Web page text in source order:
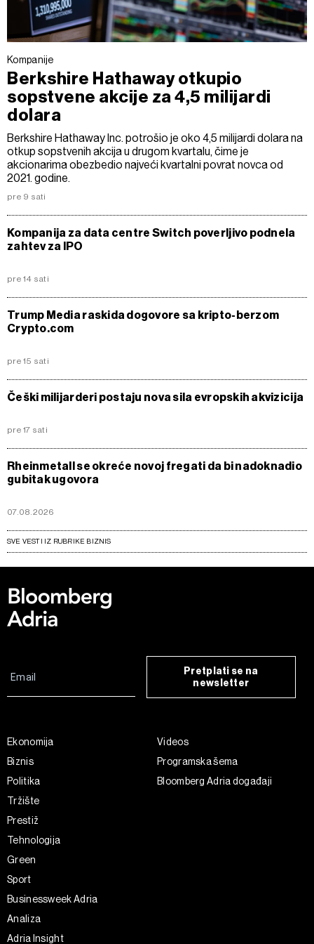
Kompanije
Berkshire Hathaway otkupio
sopstvene akcije za 4,5 milijardi
dolara
Berkshire Hathaway Inc. potrošio je oko 4,5 milijardi dolara na
otkup sopstvenih akcija u drugom kvartalu, čime je
akcionarima obezbedio najveći kvartalni povrat novca od
2021. godine.
pre 9 sati
Kompanija za data centre Switch poverljivo podnela
zahtev za IPO
pre 14 sati
Trump Media raskida dogovore sa kripto-berzom
Crypto.com
pre 15 sati
Češki milijarderi postaju nova sila evropskih akvizicija
pre 17 sati
Rheinmetall se okreće novoj fregati da bi nadoknadio
gubitak ugovora
07.08.2026
SVE VESTI IZ RUBRIKE BIZNIS
Pretplati se na
newsletter
Ekonomija
Biznis
Politika
Tržište
Prestiž
Tehnologija
Green
Sport
Businessweek Adria
Analiza
Adria Insight
Videos
Programska šema
Bloomberg Adria događaji